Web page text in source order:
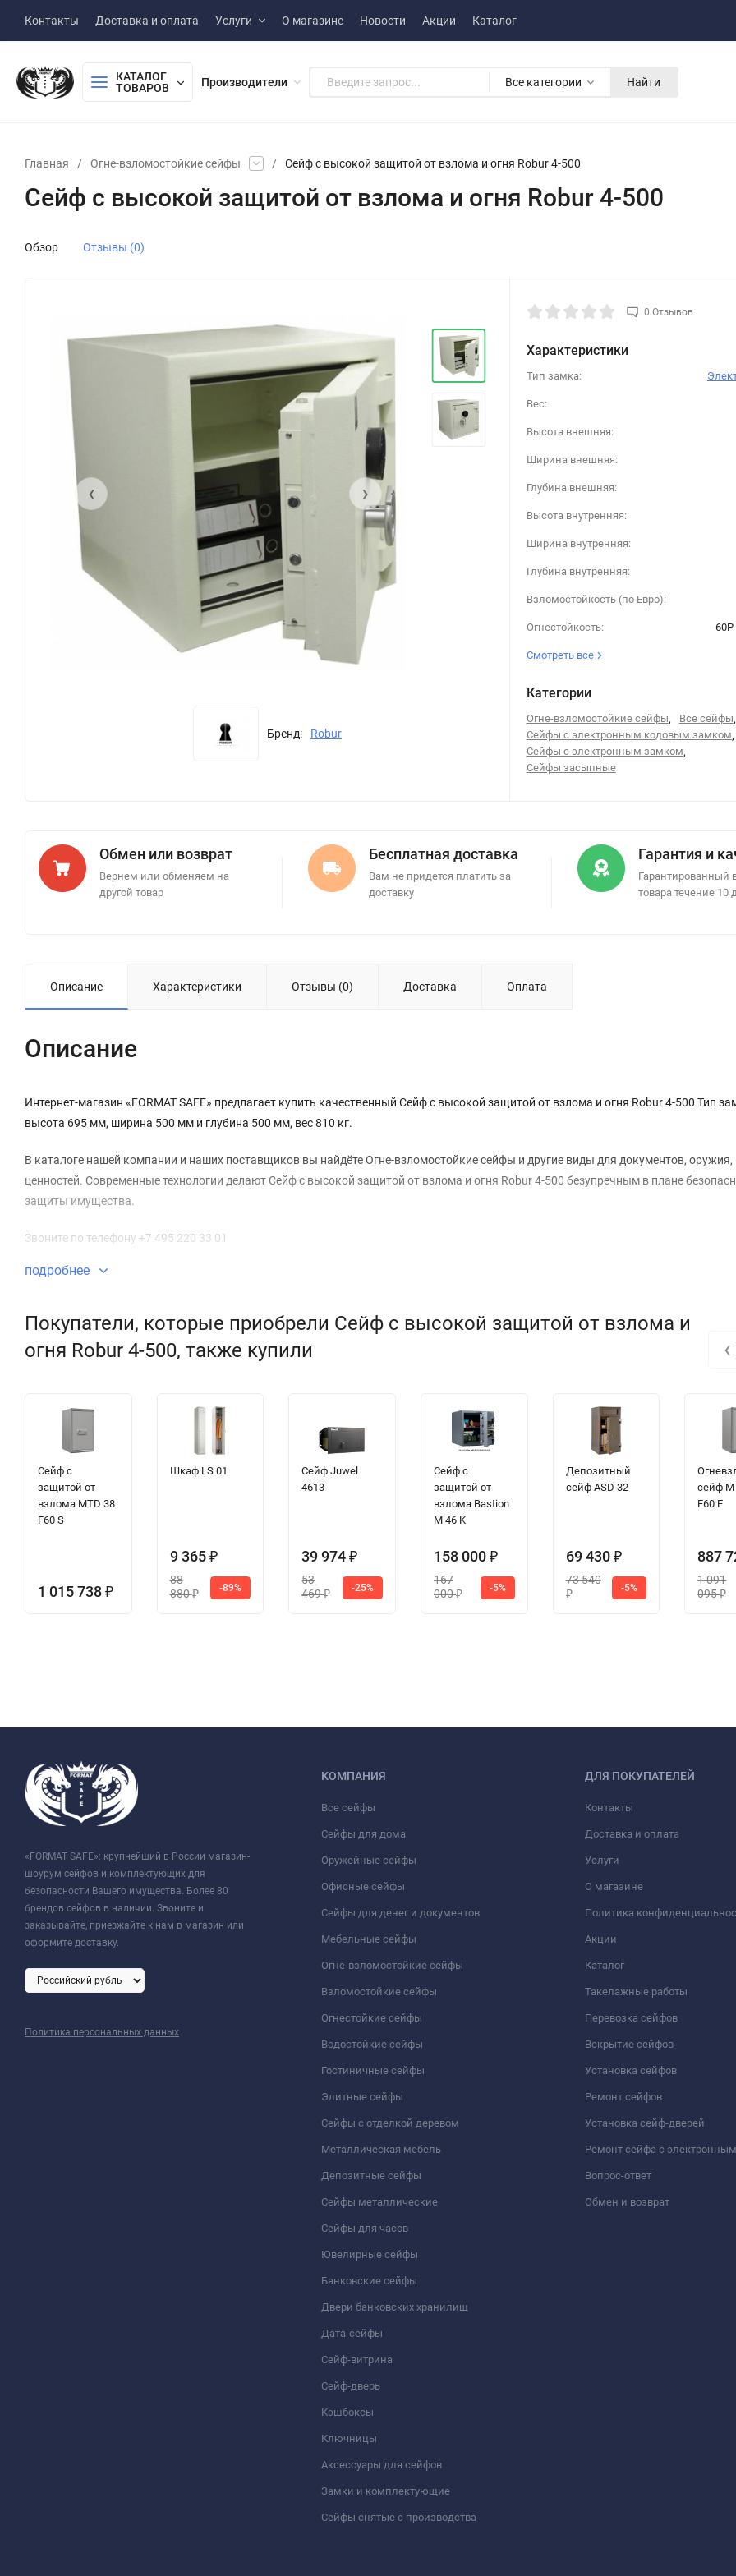
Контакты Доставка и оплата Услуги О магазине Новости Акции Каталог
КАТАЛОГ
ТОВАРОВ
Производители Все категории Найти
Главная / Огне-взломостойкие сейфы / Сейф с высокой защитой от взлома и огня Robur 4-500
Сейф с высокой защитой от взлома и огня Robur 4-500
Обзор Отзывы (0)
‹ ›
Бренд: Robur
0 Отзывов
Характеристики
Тип замка:
Вес:
Высота внешняя:
Ширина внешняя:
Глубина внешняя:
Высота внутренняя:
Ширина внутренняя:
Глубина внутренняя:
Взломостойкость (по Евро):
Огнестойкость:
Смотреть все
Категории
Огне-взломостойкие сейфы, Все сейфы,
Сейфы с электронным кодовым замком,
Сейфы с электронным замком,
Сейфы засыпные
Обмен или возврат
Вернем или обменяем на
другой товар
Бесплатная доставка
Вам не придется платить за
доставку
Гарантия и
Гарантированный
товара течение 10
Описание Характеристики Отзывы (0) Доставка Оплата
Описание
Интернет-магазин «FORMAT SAFE» предлагает купить качественный Сейф с высокой защитой от взлома и огня Robur 4-500 Тип
высота 695 мм, ширина 500 мм и глубина 500 мм, вес 810 кг.
В каталоге нашей компании и наших поставщиков вы найдёте Огне-взломостойкие сейфы и другие виды для документов, оружия,
ценностей. Современные технологии делают Сейф с высокой защитой от взлома и огня Robur 4-500 безупречным в плане
защиты имущества.
Звоните по телефону +7 495 220 33 01
подробнее
Покупатели, которые приобрели Сейф с высокой защитой от взлома и
огня Robur 4-500, также купили
Сейф с
защитой от
взлома MTD 38
F60 S
1 015 738 ₽
Шкаф LS 01
9 365 ₽
88
880₽
-89%
Сейф Juwel
4613
39 974₽
53
469₽
-25%
Сейф с
защитой от
взлома Bastion
M 46 K
158 000 ₽
167
000₽
-5%
Депозитный
сейф ASD 32
69 430 ₽
73 540
₽
-5%
сейф
F60 E
887
1 091
095₽
‹
«FORMAT SAFE»: крупнейший в России магазин-
шоурум сейфов и комплектующих для
безопасности Вашего имущества. Более 80
брендов сейфов в наличии. Звоните и
заказывайте, приезжайте к нам в магазин или
оформите доставку.
Политика персональных данных
КОМПАНИЯ
Все сейфы
Сейфы для дома
Оружейные сейфы
Офисные сейфы
Сейфы для денег и документов
Мебельные сейфы
Огне-взломостойкие сейфы
Взломостойкие сейфы
Огнестойкие сейфы
Водостойкие сейфы
Гостиничные сейфы
Элитные сейфы
Сейфы с отделкой деревом
Металлическая мебель
Депозитные сейфы
Сейфы металлические
Сейфы для часов
Ювелирные сейфы
Банковские сейфы
Двери банковских хранилищ
Дата-сейфы
Сейф-витрина
Сейф-дверь
Кэшбоксы
Ключницы
Аксессуары для сейфов
Замки и комплектующие
Сейфы снятые с производства
ДЛЯ ПОКУПАТЕЛЕЙ
Контакты
Доставка и оплата
Услуги
О магазине
Политика
Акции
Каталог
Такелажные работы
Перевозка сейфов
Вскрытие сейфов
Установка сейфов
Ремонт сейфов
Установка сейф-дверей
Ремонт сейфа с
Вопрос-ответ
Обмен и возврат